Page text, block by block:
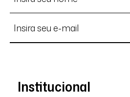
Institucional